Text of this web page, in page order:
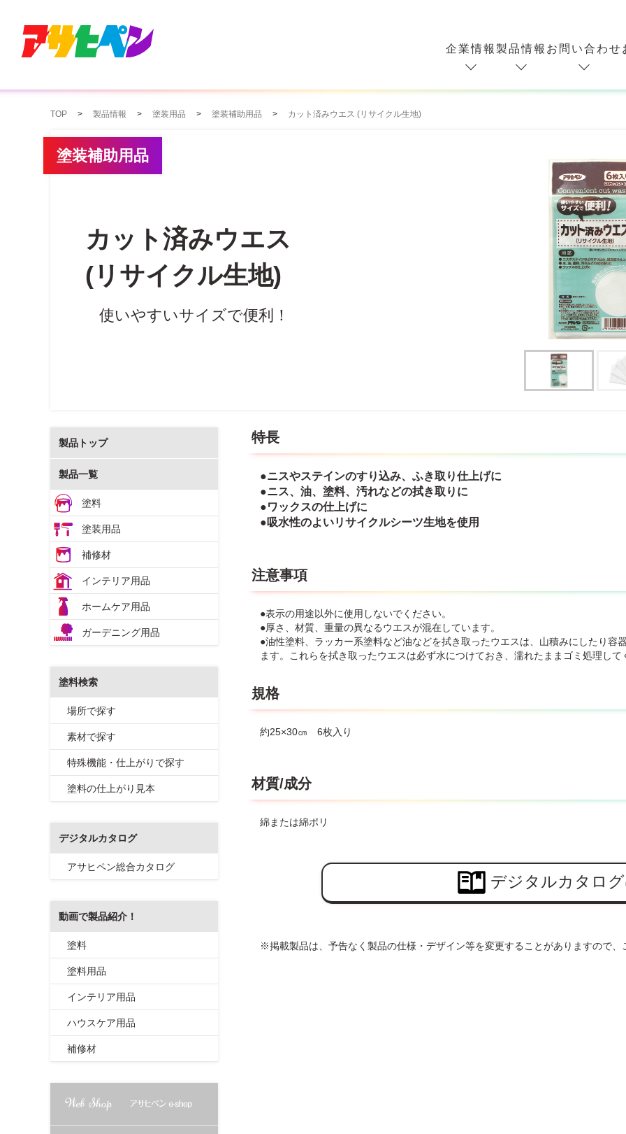
企業情報 製品情報 お問い合わせ
TOP 製品情報 塗装用品 塗装補助用品 カット済みウエス (リサイクル生地)
塗装補助用品
カット済みウエス
(リサイクル生地)
使いやすいサイズで便利！
特長
●ニスやステインのすり込み、ふき取り仕上げに
●ニス、油、塗料、汚れなどの拭き取りに
●ワックスの仕上げに
●吸水性のよいリサイクルシーツ生地を使用
注意事項
●表示の用途以外に使用しないでください。
●厚さ、材質、重量の異なるウエスが混在しています。
●油性塗料、ラッカー系塗料など油などを拭き取ったウエスは、山積みにしたり容
ます。これらを拭き取ったウエスは必ず水につけておき、濡れたままゴミ処理して
規格
約25×30㎝ 6枚入り
材質/成分
綿または綿ポリ
デジタルカタロ
※掲載製品は、予告なく製品の仕様・デザイン等を変更することがありますので、
製品トップ
製品一覧
塗料
塗装用品
補修材
インテリア用品
ホームケア用品
ガーデニング用品
塗料検索
場所で探す
素材で探す
特殊機能・仕上がりで探す
塗料の仕上がり見本
デジタルカタログ
アサヒペン総合カタログ
動画で製品紹介！
塗料
塗料用品
インテリア用品
ハウスケア用品
補修材